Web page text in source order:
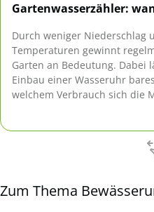
Gartenwasserzähler:
Durch weniger Niederschlag
Temperaturen gewinnt
Garten an Bedeutung. Dabei
Einbau einer Wasseruhr
welchem Verbrauch sich die
Zum Thema